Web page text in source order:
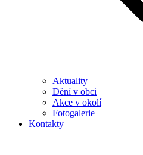
Aktuality
Dění v obci
Akce v okolí
Fotogalerie
Kontakty